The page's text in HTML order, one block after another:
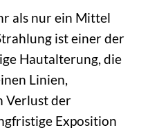
als nur ein Mittel
ist einer der
Hautalterung, die
Linien,
Verlust der
Exposition